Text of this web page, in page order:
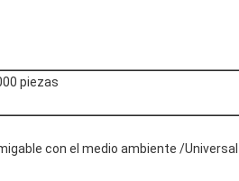
piezas
con el medio ambiente /